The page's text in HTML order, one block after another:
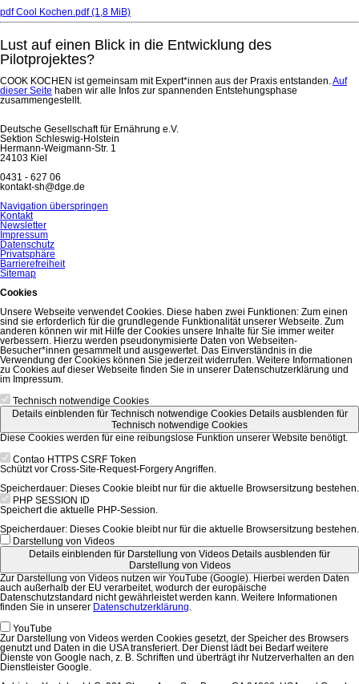
pdfCool Kochen.pdf(1,8 MiB)
Lust auf einen Blick in die Entwicklung des
Pilotprojektes?
COOK KOCHEN ist gemeinsam mit Expert*innen aus der Praxis entstanden.Auf
dieser Seite haben wir alle Infos zur spannenden Entstehungsphase
zusammengestellt.
Deutsche Gesellschaft für Ernährung e.V.
Sektion Schleswig-Holstein
Hermann-Weigmann-Str. 1
24103 Kiel
0431 - 627 06
kontakt-sh@dge.de
Navigation überspringen
Kontakt
Newsletter
Impressum
Datenschutz
Privatsphäre
Barrierefreiheit
Sitemap
Cookies
Unsere Webseite verwendet Cookies. Diese haben zwei Funktionen: Zum einen
sind sie erforderlich für die grundlegende Funktionalität unserer Webseite. Zum
anderen können wir mit Hilfe der Cookies unsere Inhalte für Sie immer weiter
verbessern. Hierzu werden pseudonymisierte Daten von Webseiten-
Besucher*innen gesammelt und ausgewertet. Das Einverständnis in die
Verwendung der Cookies können Sie jederzeit widerrufen. Weitere Informationen
zu Cookies auf dieser Webseite finden Sie in unserer Datenschutzerklärung und
im Impressum.
Technisch notwendige Cookies
Details einblenden für Technisch notwendige Cookies Details ausblenden für
Technisch notwendige Cookies
Diese Cookies werden für eine reibungslose Funktion unserer Website benötigt.
Contao HTTPS CSRF Token
Schützt vor Cross-Site-Request-Forgery Angriffen.
Speicherdauer: Dieses Cookie bleibt nur für die aktuelle Browsersitzung bestehen.
PHP SESSION ID
Speichert die aktuelle PHP-Session.
Speicherdauer: Dieses Cookie bleibt nur für die aktuelle Browsersitzung bestehen.
Darstellung von Videos
Details einblenden für Darstellung von Videos Details ausblenden für
Darstellung von Videos
Zur Darstellung von Videos nutzen wir YouTube (Google). Hierbei werden Daten
auch außerhalb der EU verarbeitet, wodurch der europäische
Datenschutzstandard nicht gewährleistet werden kann. Weitere Informationen
finden Sie in unserer Datenschutzerklärung.
YouTube
Zur Darstellung von Videos werden Cookies gesetzt, der Speicher des Browsers
genutzt und Daten in die USA transferiert. Der Dienst lädt bei Bedarf weitere
Dienste von Google nach, z. B. Schriften und überträgt ihr Nutzerverhalten an den
Dienstleister Google.